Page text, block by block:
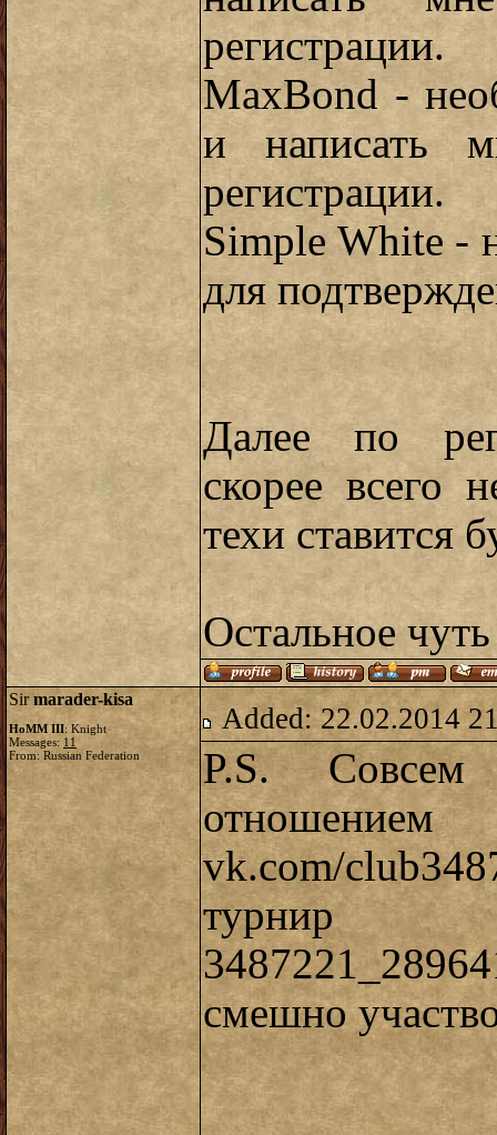
регистрации.
MaxBond -
и написать
регистрации.
Simple White -
для
Далее по
скорее всего
техи ставится
Остальное
Sirmarader-kisa
HoMM III: Knight
Messages: 11
From: Russian Federation
Added: 22.02.2014
P.S.
vk.com/
турнир
смешно